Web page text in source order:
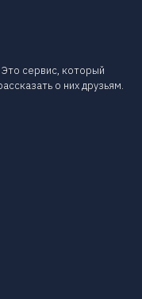
сервис, который
о них друзьям.